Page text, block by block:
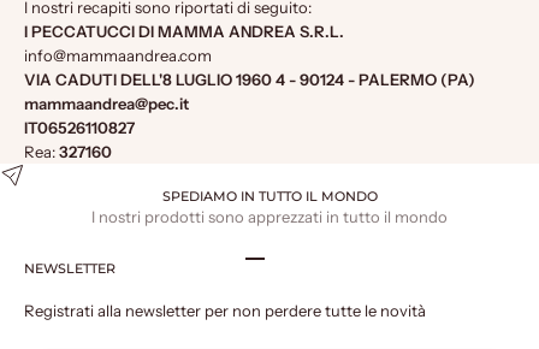
I nostri recapiti sono riportati di seguito:
I PECCATUCCI DI MAMMA ANDREA S.R.L.
info@mammaandrea.com
VIA CADUTI DELL'8 LUGLIO 1960 4 - 90124 - PALERMO (PA)
mammaandrea@pec.it
IT06526110827
Rea:327160
SPEDIAMO IN TUTTO IL MONDO
I nostri prodotti sono apprezzati in tutto il mondo
NEWSLETTER
Registrati alla newsletter per non perdere tutte le novità